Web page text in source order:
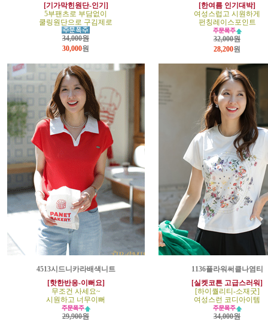
[기가막힌원단-인기]
5부팬츠로 부담없이
쿨링원단으로 구김제로
34,000원
30,000원
[한여름 인기대박]
여성스럽고 시원하게
펀칭레이스포인트
32,000원
28,200원
4513시드니카라배색니트
[핫한반응-이뻐요]
무조건 사세요~
시원하고 너무이뻐
29,900원
1136플라워써클나염티
[실켓코튼 고급스러워]
[하이퀄리티-소재굿]
여성스런 코디아이템
34,000원